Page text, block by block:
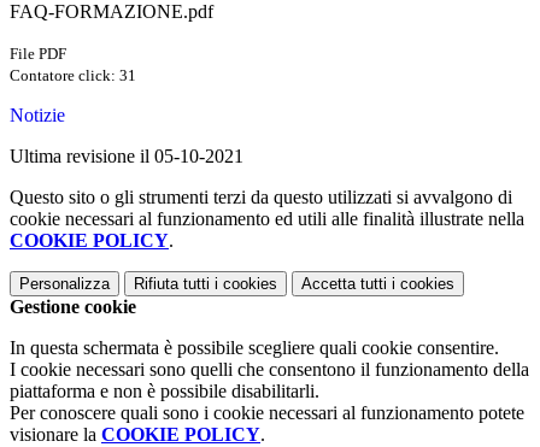
FAQ-FORMAZIONE.pdf
File PDF
Contatore click: 31
Notizie
Ultima revisione il 05-10-2021
Questo sito o gli strumenti terzi da questo utilizzati si avvalgono di
cookie necessari al funzionamento ed utili alle finalità illustrate nella
COOKIE POLICY.
Personalizza Rifiuta tutti i cookies Accetta tutti i cookies
Gestione cookie
In questa schermata è possibile scegliere quali cookie consentire.
I cookie necessari sono quelli che consentono il funzionamento della
piattaforma e non è possibile disabilitarli.
Per conoscere quali sono i cookie necessari al funzionamento potete
visionare la COOKIE POLICY.